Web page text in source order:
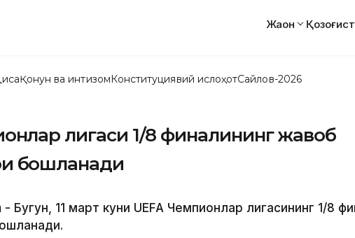
Жаҳон
Қонун ва интизомКонституциявий ислоҳотСайлов-2026
лигаси 1/8 финалининг жавоб
бошланади
Бугун, 11 март куни UEFА Чемпионлар лигасининг 1/8